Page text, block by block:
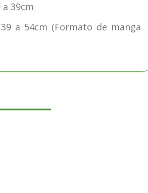
a 39cm
a 54cm (Formato de manga